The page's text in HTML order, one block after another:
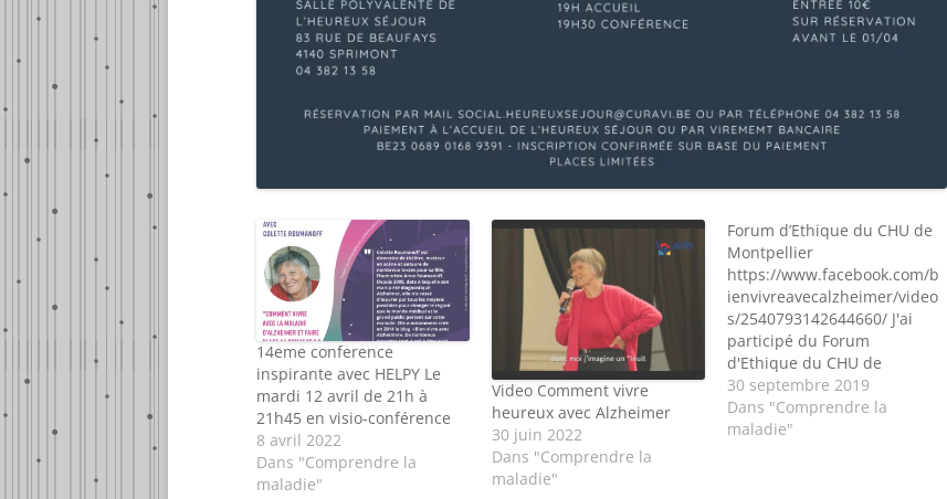
14eme conference
inspirante avec HELPY Le
mardi 12 avril de 21h à
21h45 en visio-conférence
8 avril 2022
Dans "Comprendre la
maladie"
Video Comment vivre
heureux avec Alzheimer
30 juin 2022
Dans "Comprendre la
maladie"
Forum d’Ethique du CHU de
Montpellier
https://www.facebook.com/b
ienvivreavecalzheimer/video
s/2540793142644660/ J'ai
participé du Forum
d'Ethique du CHU de
Montpellier en avril 2019 et
j'ai remarqué ces deux
vidéos faites par des élèves
30 septembre 2019
Dans "Comprendre la
maladie"